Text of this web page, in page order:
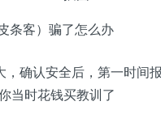
条客）骗了怎么办
，确认安全后，第一时间
当时花钱买教训了